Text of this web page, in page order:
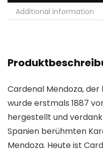
Additional information
Cardenal Mendoza, der
wurde erstmals 1887
hergestellt und
Spanien berühmten
Mendoza. Heute ist